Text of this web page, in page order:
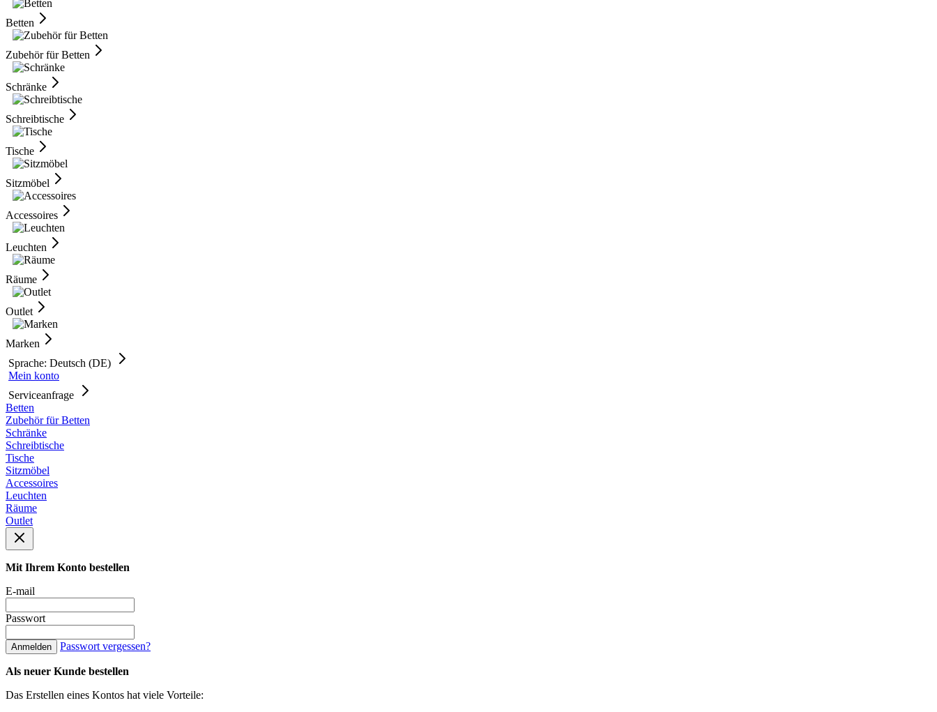
Betten
Zubehör für Betten
Schränke
Schreibtische
Tische
Sitzmöbel
Accessoires
Leuchten
Räume
Outlet
Marken
Sprache: Deutsch (DE)
Mein konto
Serviceanfrage
Betten
Zubehör für Betten
Schränke
Schreibtische
Tische
Sitzmöbel
Accessoires
Leuchten
Räume
Outlet
Mit Ihrem Konto bestellen
E-mail
Passwort
Anmelden Passwort vergessen?
Als neuer Kunde bestellen
Das Erstellen eines Kontos hat viele Vorteile: